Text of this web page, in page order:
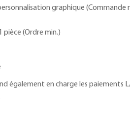
graphique (Commande
pièce (Ordre min.)
également en charge les paiements